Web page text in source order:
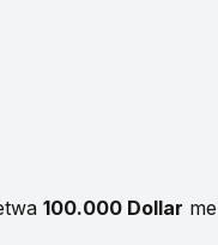
100.000 Dollar